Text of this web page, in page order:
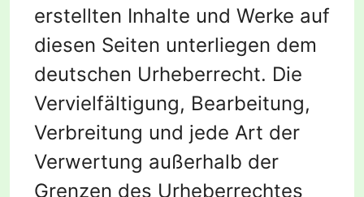
erstellten Inhalte und Werke auf
diesen Seiten unterliegen dem
deutschen Urheberrecht. Die
Vervielfältigung, Bearbeitung,
Verbreitung und jede Art der
Verwertung außerhalb der
Grenzen des Urheberrechtes